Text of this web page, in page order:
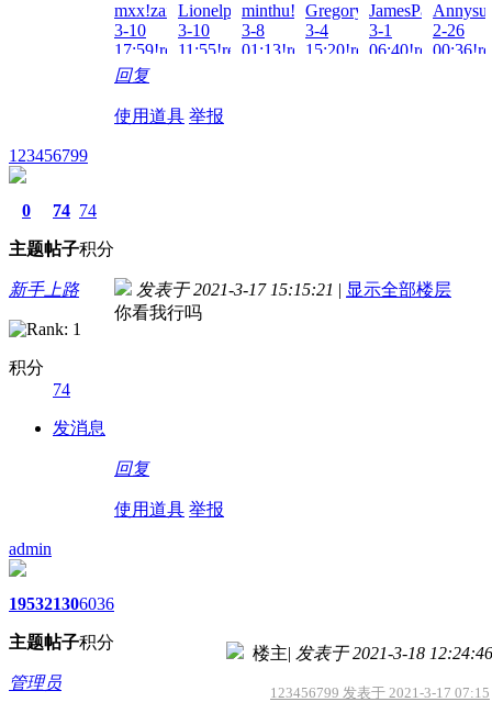
mxx!zai!2026-
3-10
17:59!read!
Lionelplock!zai!2026-
3-10
11:55!read!
minthu!zai!2026-
3-8
01:13!read!
GregoryAdedy!zai!2026-
3-4
15:20!read!
3-1
06:40!read!
2-26
回复
使用道具 举报
123456799
0
主题
74
帖子
74
积分
新手上路
积分
74
发消息
发表于 2021-3-17 15:15:21 | 显示全部楼层
你看我行吗
回复
使用道具 举报
admin
1953
主题
2130
帖子
6036
积分
管理员
楼主| 发表于 2021-3-18 12:24:46
123456799 发表于 2021-3-17 07:15